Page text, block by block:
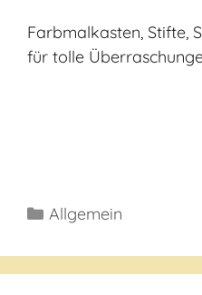
Farbmalkasten, Stifte,
für tolle
Kategorien
Allgemein